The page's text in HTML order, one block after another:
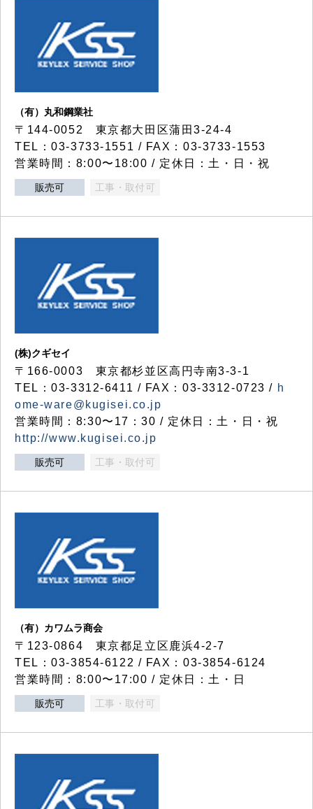
（有）丸和鋼業社
〒144-0052 東京都大田区蒲田3-24-4
TEL：03-3733-1551 / FAX：03-3733-1553
営業時間：8:00〜18:00 / 定休日：土・日・祝
販売可 工事・取付可
(株)クギセイ
〒166-0003 東京都杉並区高円寺南3-3-1
TEL：03-3312-6411 / FAX：03-3312-0723 / h
ome-ware@kugisei.co.jp
営業時間：8:30〜17：30 / 定休日：土・日・祝
http://www.kugisei.co.jp
販売可 工事・取付可
（有）カワムラ商会
〒123-0864 東京都足立区鹿浜4-2-7
TEL：03-3854-6122 / FAX：03-3854-6124
営業時間：8:00〜17:00 / 定休日：土・日
販売可 工事・取付可